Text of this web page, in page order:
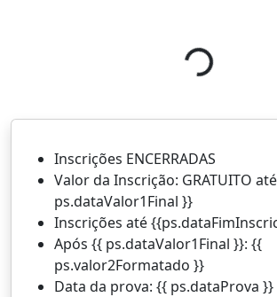
Loading...
Inscrições ENCERRADAS
Valor da Inscrição: GRATUITO
ps.dataValor1Final }}
Inscrições até
Após {{ ps.dataValor1Final }}: {{
ps.valor2Formatado }}
Data da prova: {{ ps.dataProva }}